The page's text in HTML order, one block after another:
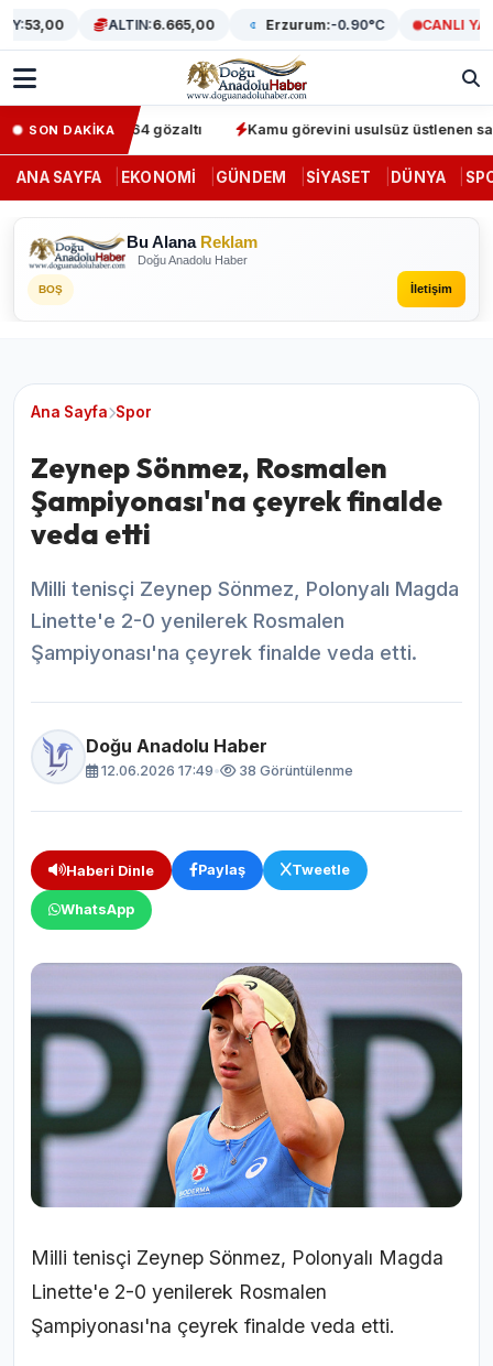
ALTIN:6.665,00 Erzurum:-0.90°C CANLI YAYIN
SON DAKİKA
64 gözaltı Kamu görevini usulsüz üstlenen sahte
ANA SAYFA EKONOMI GÜNDEM SIYASET DÜNYA
Bu Alana Reklam
Doğu Anadolu Haber
BOŞ İletişim
Ana Sayfa Spor
Zeynep Sönmez, Rosmalen
Şampiyonası'na çeyrek finalde
veda etti
Milli tenisçi Zeynep Sönmez, Polonyalı Magda
Linette'e 2-0 yenilerek Rosmalen
Şampiyonası'na çeyrek finalde veda etti.
Doğu Anadolu Haber
12.06.2026 17:49• 38 Görüntülenme
Haberi Dinle Paylaş Tweetle
WhatsApp
Milli tenisçi Zeynep Sönmez, Polonyalı Magda
Linette'e 2-0 yenilerek Rosmalen
Şampiyonası'na çeyrek finalde veda etti.